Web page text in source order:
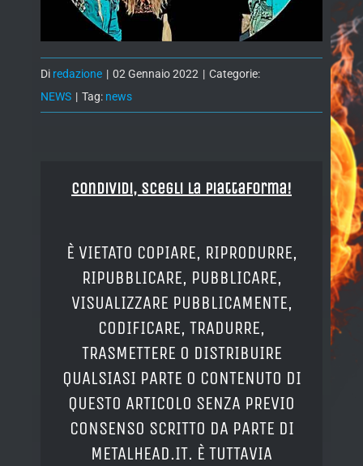
Di redazione | 02 Gennaio 2022 | Categorie:
NEWS | Tag: news
Condividi, Scegli la piattaforma!
È VIETATO COPIARE, RIPRODURRE,
RIPUBBLICARE, PUBBLICARE,
VISUALIZZARE PUBBLICAMENTE,
CODIFICARE, TRADURRE,
TRASMETTERE O DISTRIBUIRE
QUALSIASI PARTE O CONTENUTO DI
QUESTO ARTICOLO SENZA PREVIO
CONSENSO SCRITTO DA PARTE DI
METALHEAD.IT. È TUTTAVIA